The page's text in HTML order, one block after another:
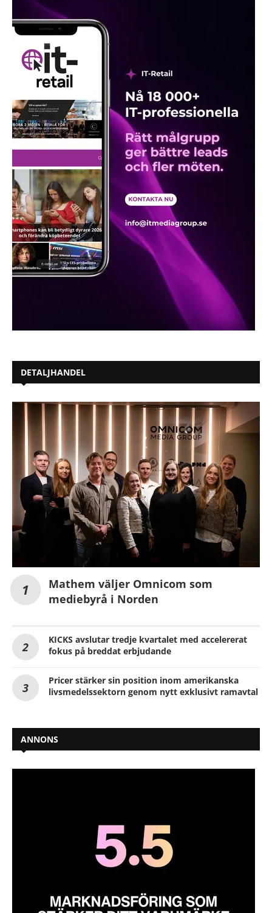
DETALJHANDEL
Mathem väljer Omnicom som
mediebyrå i Norden
KICKS avslutar tredje kvartalet med accelererat
fokus på breddat erbjudande
Pricer stärker sin position inom amerikanska
livsmedelssektorn genom nytt exklusivt ramavtal
ANNONS